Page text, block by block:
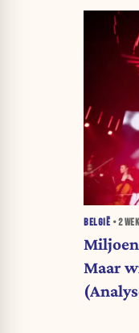
BELGIË •2
Maar